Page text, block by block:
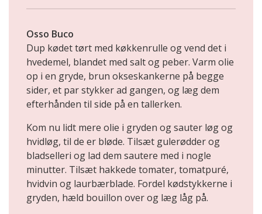
Osso Buco
Dup kødet tørt med køkkenrulle og vend det i
hvedemel, blandet med salt og peber. Varm olie
op i en gryde, brun okseskankerne på begge
sider, et par stykker ad gangen, og læg dem
efterhånden til side på en tallerken.
Kom nu lidt mere olie i gryden og sauter løg og
hvidløg, til de er bløde. Tilsæt gulerødder og
bladselleri og lad dem sautere med i nogle
minutter. Tilsæt hakkede tomater, tomatpuré,
hvidvin og laurbærblade. Fordel kødstykkerne i
gryden, hæld bouillon over og læg låg på.